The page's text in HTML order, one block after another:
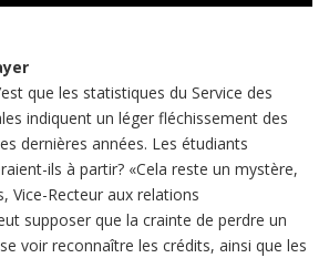
que les statistiques du Service des
indiquent un léger fléchissement des
dernières années. Les étudiants
ils à partir? «Cela reste un mystère,
Vice-Recteur aux relations
supposer que la crainte de perdre un
voir reconnaître les crédits, ainsi que les